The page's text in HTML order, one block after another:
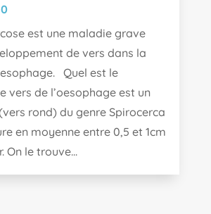
est une maladie grave
de vers dans la
Quel est le
vers de l’oesophage est un
rond) du genre Spirocerca
en moyenne entre 0,5 et 1cm
On le trouve...